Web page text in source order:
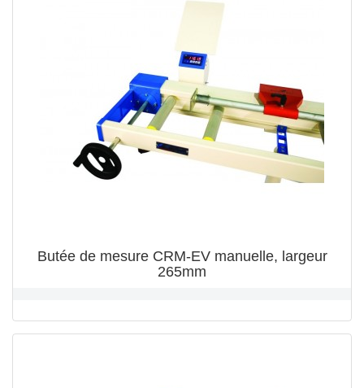
Butée de mesure CRM-EV manuelle, largeur
265mm